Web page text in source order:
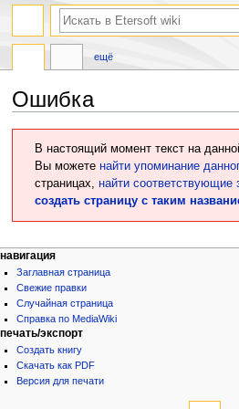
Ошибка
навигации
поиску
В настоящий момент текст на
Вы можете найти упоминание
страницах, найти соответствующие
создать страницу с таким
ещё
навигация
Заглавная страница
Свежие правки
Случайная страница
Справка по MediaWiki
печать/экспорт
Создать книгу
Скачать как PDF
Версия для печати